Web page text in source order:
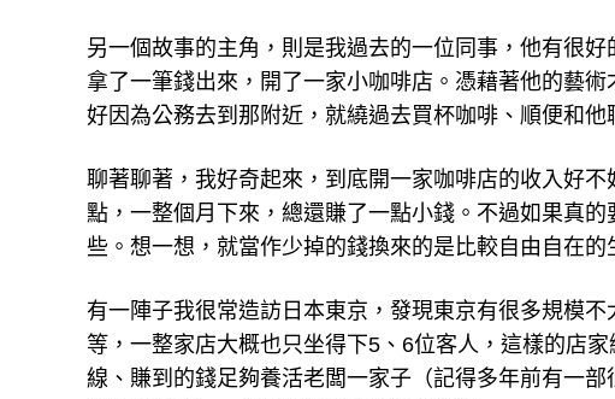
另一個故事的主角，則是我過去的一位同事，他有很
拿了一筆錢出來，開了一家小咖啡店。憑藉著他的藝
好因為公務去到那附近，就繞過去買杯咖啡、順便和他
聊著聊著，我好奇起來，到底開一家咖啡店的收入好
點，一整個月下來，總還賺了一點小錢。不過如果真
些。想一想，就當作少掉的錢換來的是比較自由自在的
有一陣子我很常造訪日本東京，發現東京有很多規模
等，一整家店大概也只坐得下5、6位客人，這樣的店
線、賺到的錢足夠養活老闆一家子（記得多年前有一